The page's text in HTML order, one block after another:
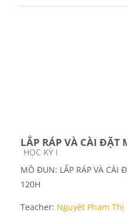
LẮP RÁP VÀ CÀI ĐẶT
Course category
HỌC KỲ I
MÔ ĐUN: LẮP RÁP VÀ CÀI
120H
Teacher: Nguyệt Phạm Thị